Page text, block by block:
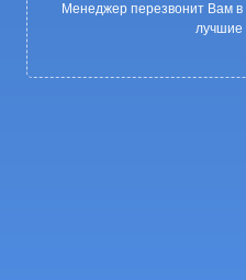
Менеджер перезвонит Вам
лучшие